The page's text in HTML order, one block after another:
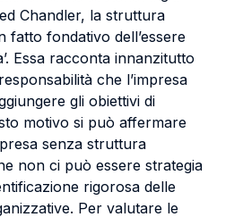
Chandler, la struttura
fatto fondativo dell’essere
Essa racconta innanzitutto
che l’impresa
gli obiettivi di
motivo si può affermare
senza struttura
non ci può essere strategia
rigorosa delle
Per valutare le